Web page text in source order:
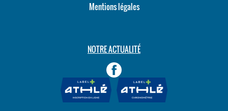
Mentions légales
NOTRE ACTUALITÉ